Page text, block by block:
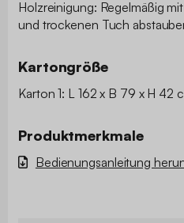
Holzreinigung: Regelmäßig
und trockenen Tuch
Kartongröße
Karton 1: L 162 x B 79 x H 42
Produktmerkmale
Bedienungsanleitung